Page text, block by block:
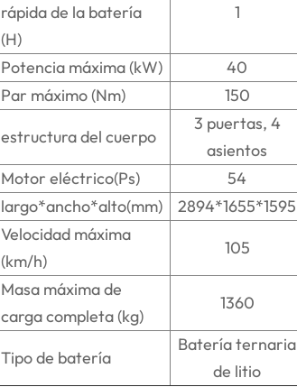
rápida de la batería
(H)
1
Potencia máxima (kW) 40
Par máximo (Nm)
150
estructura del cuerpo
3 puertas, 4
asientos
Motor eléctrico(Ps)
54
largo*ancho*alto(mm)
2894*1655*1595
Velocidad máxima
(km/h)
105
Masa máxima de
carga completa (kg)
1360
Tipo de batería
Batería ternaria
de litio